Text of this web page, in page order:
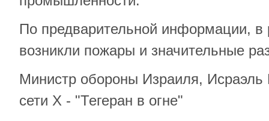
По предварительной информации, в
возникли пожары и значительные
Министр обороны Израиля, Исраэль
сети Х - "Тегеран в огне"